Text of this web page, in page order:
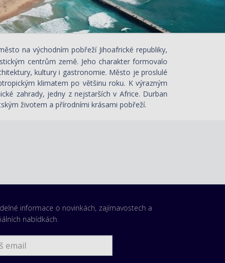
na východním pobřeží Jihoafrické republiky,
centrům země. Jeho charakter formovalo
kultury i gastronomie. Město je proslulé
klimatem po většinu roku. K výrazným
zahrady, jedny z nejstarších v Africe. Durban
životem a přírodními krásami pobřeží.
informace o novinkách, zajímavostech a
nabídkách.